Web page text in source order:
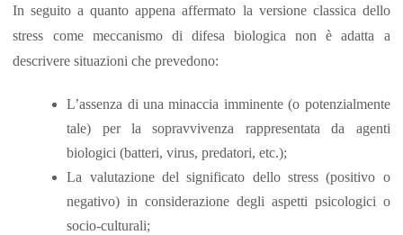
In seguito a quanto appena affermato la versione classica dello
stress come meccanismo di difesa biologica non è adatta a
descrivere situazioni che prevedono:
L’assenza di una minaccia imminente (o potenzialmente
tale) per la sopravvivenza rappresentata da agenti
biologici (batteri, virus, predatori, etc.);
La valutazione del significato dello stress (positivo o
negativo) in considerazione degli aspetti psicologici o
socio-culturali;